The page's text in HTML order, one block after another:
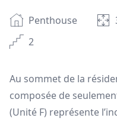
Penthouse
2
Au sommet de la
composée de
(Unité F) représente